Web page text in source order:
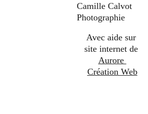
Camille Calvot
Photographie
Avec aide sur
site internet de
Aurore
Création Web